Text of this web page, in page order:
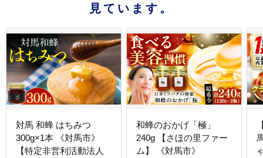
見ています。
対馬 和蜂 はちみつ
300g×1本 《対馬市》
【特定非営利活動法人
和蜂のおかげ「極」
240g 【さほの里ファー
ム】 《対馬市》